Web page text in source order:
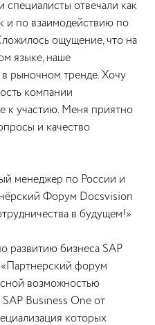
отвечали как
и по взаимодействию по
ощущение, что на
языке, наше
рыночном тренде. Хочу
компании
к участию. Меня приятно
и качество
менеджер по России и
Форум Docsvision
в будущем!»
развитию бизнеса SAP
форум
возможностью
Business One от
которых